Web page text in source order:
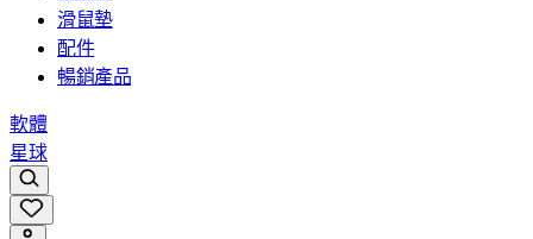
滑鼠墊
配件
暢銷產品
軟體
星球